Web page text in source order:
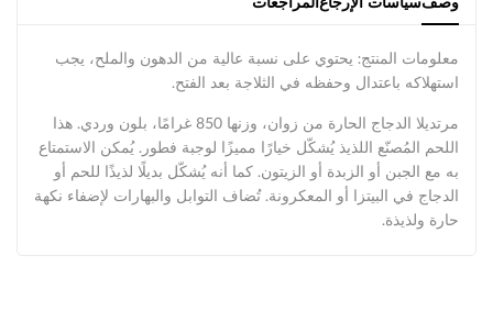
معلومات المنتج: يحتوي على نسبة عالية من الدهون والملح، يجب
استهلاكه باعتدال وحفظه في الثلاجة بعد الفتح.
مرتديلا الدجاج الحارة من زوان، وزنها 850 غرامًا، بلون وردي. هذا
اللحم المُصنّع اللذيذ يُشكّل خيارًا مميزًا لوجبة فطور. يُمكن الاستمتاع
به مع الجبن أو الزبدة أو الزيتون. كما أنه يُشكّل بديلًا لذيذًا للحم أو
الدجاج في البيتزا أو المعكرونة. تُضاف التوابل والبهارات لإضفاء نكهة
حارة ولذيذة.